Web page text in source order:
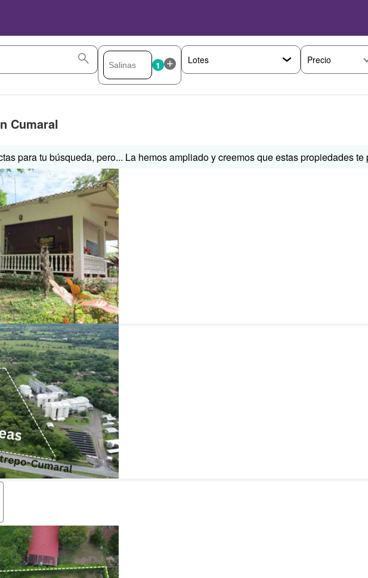
1 Precio
Cumaral
para tu búsqueda, pero... La hemos ampliado y creemos que estas propiedades te